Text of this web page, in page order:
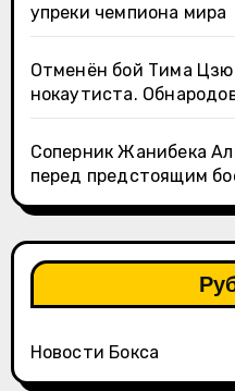
упреки чемпиона мира
Отменён бой Тима
нокаутиста.
Соперник Жанибека
перед предстоящим
Новости Бокса